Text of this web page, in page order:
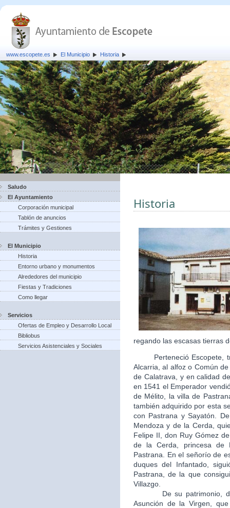
www.escopete.es El Municipio Historia
Saludo
El Ayuntamiento
Corporación municipal
Tablón de anuncios
Trámites y Gestiones
El Municipio
Historia
Entorno urbano y monumentos
Alrededores del municipio
Fiestas y Tradiciones
Como llegar
Servicios
Ofertas de Empleo y Desarrollo Local
Bibliobus
Servicios Asistenciales y Sociales
Historia
regando las escasas tierras
Perteneció Escopete,
Alcarria, al alfoz o Común
de Calatrava, y en calidad
en 1541 el Emperador
de Mélito, la villa de
también adquirido por esta
con Pastrana y Sayatón.
Mendoza y de la Cerda,
Felipe II, don Ruy Gómez
de la Cerda, princesa de
Pastrana. En el señorío de
duques del Infantado,
Pastrana, de la que
Villazgo.
De su patrimonio,
Asunción de la Virgen,